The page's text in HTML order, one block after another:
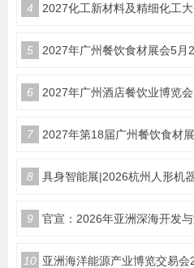
4 2027化工新材料及精细化工
5 2027年广州餐饮食材展会5月
6 2027年广州酒店餐饮业博览
7 2027年第18届广州餐饮食材
8 具身智能展|2026杭州人形机
9 官宣：2026年亚洲深海开发
10 亚洲海洋能源产业博览交易